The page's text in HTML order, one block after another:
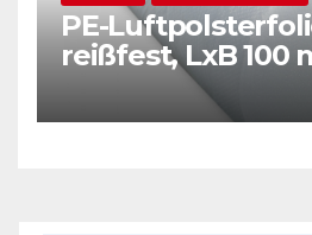
PE-
reißfest, LxB 100
mm, Stärke 50
Folie, transparent